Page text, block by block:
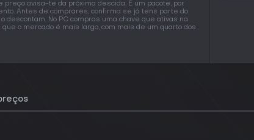
preço avisa-te da próxima descida. É um pacote, por
Antes de comprares, confirma se já tens parte do
descontam. No PC compras uma chave que ativas na
o mercado é mais largo, com mais de um quarto dos